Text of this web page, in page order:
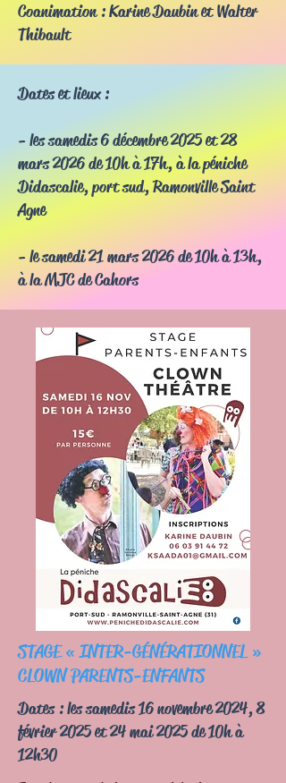
Coanimation : Karine Daubin et Walter
Thibault
Dates et lieux :
- les samedis 6 décembre 2025 et 28
mars 2026 de 10h à 17h, à la péniche
Didascalie, port sud, Ramonville Saint
Agne
- le samedi 21 mars 2026 de 10h à 13h,
à la MJC de Cahors
STAGE « INTER-GÉNÉRATIONNEL »
CLOWN PARENTS-ENFANTS
Dates : les samedis 16 novembre 2024, 8
février 2025 et 24 mai 2025 de 10h à
12h30